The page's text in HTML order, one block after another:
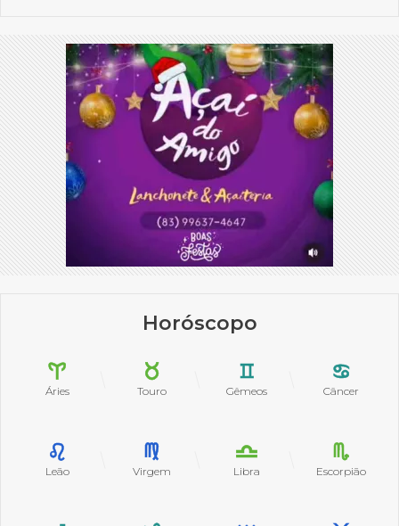
Horóscopo
Áries Touro Gêmeos Câncer
Leão Virgem Libra Escorpião